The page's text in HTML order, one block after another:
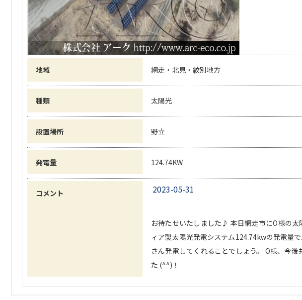
地域 網走・北見・紋別地方
種類 太陽光
設置場所 野立
発電量 124.74KW
コメント 2023-05-31
お待たせいたしました♪ 本日網走市にO様の
ィア製太陽光発電システム124.74kwの発電量
さん発電してくれることでしょう。 O様、今
た (^^)！